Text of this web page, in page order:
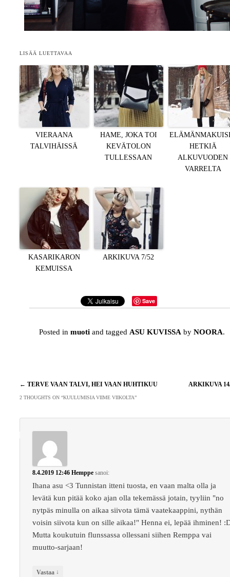
LISÄÄ LUETTAVAA
VIERAANA
TALVIHÄISSÄ
HAME, JOKA TOI
KEVÄTOLON
TULLESSAAN
HETKIÄ
ALKUVUODEN
VARRELTA
KASARIKARON
KEMUISSA
ARKIKUVA 7/52
Save
Posted inmuoti and taggedASU KUVISSA byNOORA.
Artikkelien
selaus
← TERVE VAAN TALVI, HEI VAAN HUHTIKUU ARKIKUVA
2 THOUGHTS ON “KUULUMISIA VIIME VIIKOLTA”
8.4.2019 12:46 Hemppe sanoi:
Ihana asu <3 Tunnistan itteni tuosta, en vaan malta olla ja
levätä kun pitää koko ajan olla tekemässä jotain, tyyliin "no
nytpäs minulla on aikaa siivota tämä vaatekaappini, nythän
voisin siivota kun on sille aikaa!" Henna ei, lepää ihminen!
Mutta koukutuin flunssassa ollessani siihen Remppa vai
muutto-sarjaan!
Vastaa ↓